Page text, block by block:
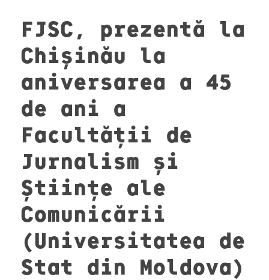
FJSC, prezentă la
Chișinău la
aniversarea a 45
de ani a
Facultății de
Jurnalism și
Științe ale
Comunicării
(Universitatea de
Stat din Moldova)